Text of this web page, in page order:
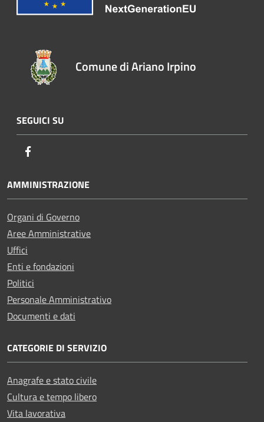
Comune di Ariano Irpino
SEGUICI SU
AMMINISTRAZIONE
Organi di Governo
Aree Amministrative
Uffici
Enti e fondazioni
Politici
Personale Amministrativo
Documenti e dati
CATEGORIE DI SERVIZIO
Anagrafe e stato civile
Cultura e tempo libero
Vita lavorativa